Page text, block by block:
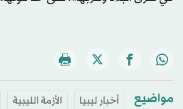
مواضيع أخبار ليبيا الأزمة الليبية